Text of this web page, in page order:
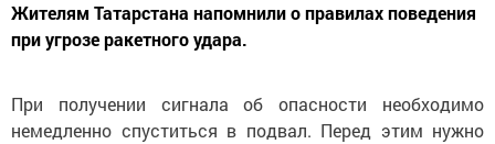
Жителям Татарстана напомнили о правилах поведения
при угрозе ракетного удара.
При получении сигнала об опасности необходимо
немедленно спуститься в подвал. Перед этим нужно